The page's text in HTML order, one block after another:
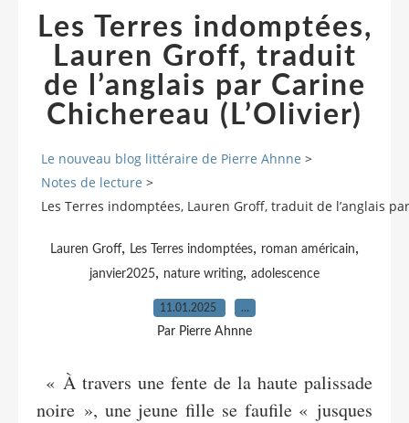
Les Terres indomptées,
Lauren Groff, traduit
de l’anglais par Carine
Chichereau (L’Olivier)
Le nouveau blog littéraire de Pierre Ahnne >
Notes de lecture >
Les Terres indomptées, Lauren Groff, traduit de l’anglais
Lauren Groff, Les Terres indomptées, roman américain,
janvier2025, nature writing, adolescence
11.01.2025 …
Par Pierre Ahnne
« À travers une fente de la haute palissade
noire », une jeune fille se faufile « jusques